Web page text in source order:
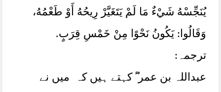
يُنَجِّسْهُ شَيْءٌ مَا لَمْ يَتَغَيَّرْ رِيحُهُ أَوْ طَعْمُهُ،‏‏‏‏
وَقَالُوا:‏‏‏‏ يَكُونُ نَحْوًا مِنْ خَمْسِ قِرَبٍ.
ترجمہ:
عبداللہ بن عمر ؓ کہتے ہیں کہ میں نے